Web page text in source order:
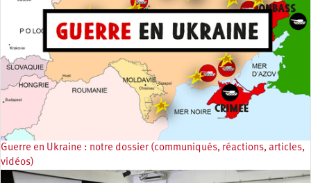
Guerre en Ukraine : notre dossier (communiqués, réactions, articles,
vidéos)